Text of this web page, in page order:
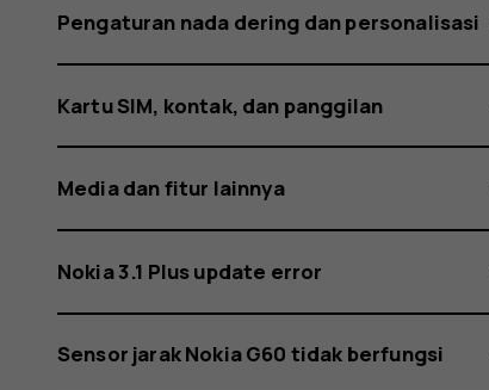
Pengaturan nada dering dan personalisasi
Kartu SIM, kontak, dan panggilan
Media dan fitur lainnya
Nokia 3.1 Plus update error
Sensor jarak Nokia G60 tidak berfungsi